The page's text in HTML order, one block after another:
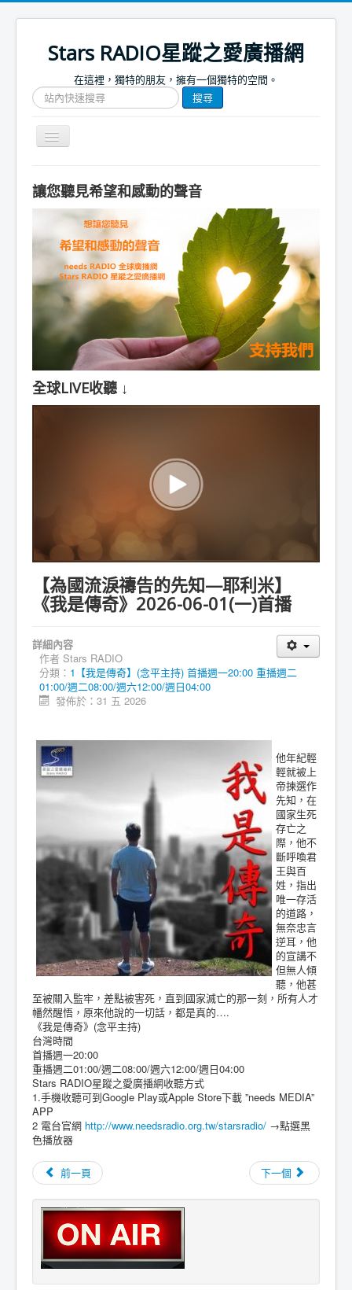
Stars RADIO星蹤之愛廣播網
在這裡，獨特的朋友，擁有一個獨特的空間。
搜
尋
網
文
搜尋
Toggle
Navigation
首頁
捐款支持
節目表
節目簡介
節目預告
讓您聽見希望和感動的聲音
全球LIVE收聽 ↓
【為國流淚禱告的先知—耶利米】
《我是傳奇》2026-06-01(一)首播
詳細內容
作者 Stars RADIO
分類： 1【我是傳奇】(念平主持) 首播週一20:00 重播週二
01:00/週二08:00/週六12:00/週日04:00
發佈於：31 五 2026
他年紀輕
輕就被上
帝揀選作
先知，在
國家生死
存亡之
際，他不
斷呼喚君
王與百
姓，指出
唯一存活
的道路，
無奈忠言
逆耳，他
的宣講不
但無人傾
聽，他甚
至被關入監牢，差點被害死，直到國家滅亡的那一刻，所有人才
幡然醒悟，原來他說的一切話，都是真的….
《我是傳奇》(念平主持)
台灣時間
首播週一20:00
重播週二01:00/週二08:00/週六12:00/週日04:00
Stars RADIO星蹤之愛廣播網收聽方式
1.手機收聽可到Google Play或Apple Store下載 ”needs MEDIA”
APP
2 電台官網 http://www.needsradio.org.tw/starsradio/ →點選黑
色播放器
前一頁 下一個